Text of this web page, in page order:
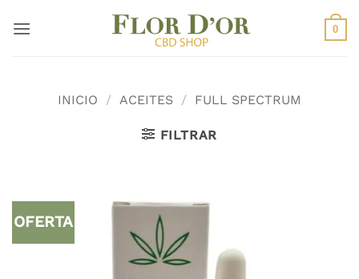
0
INICIO / ACEITES / FULL SPECTRUM
FILTRAR
OFERTA